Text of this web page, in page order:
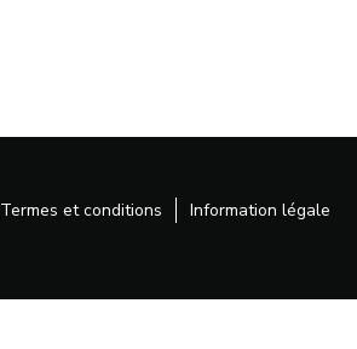
Termes et conditions Information légale